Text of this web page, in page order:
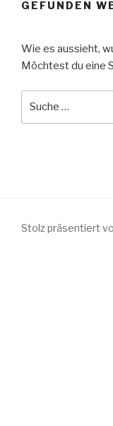
GEFUNDEN
Wie es aussieht,
Möchtest du eine
Stolz präsentiert